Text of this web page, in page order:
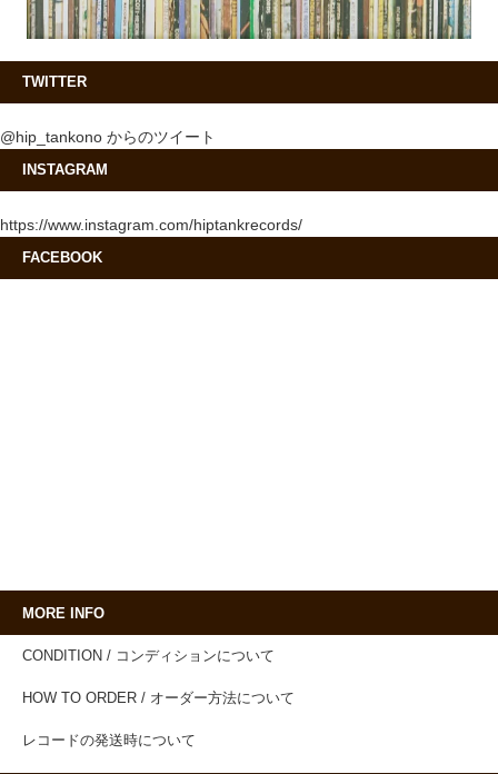
TWITTER
@hip_tankono からのツイート
INSTAGRAM
https://www.instagram.com/hiptankrecords/
FACEBOOK
MORE INFO
CONDITION / コンディションについて
HOW TO ORDER / オーダー方法について
レコードの発送時について